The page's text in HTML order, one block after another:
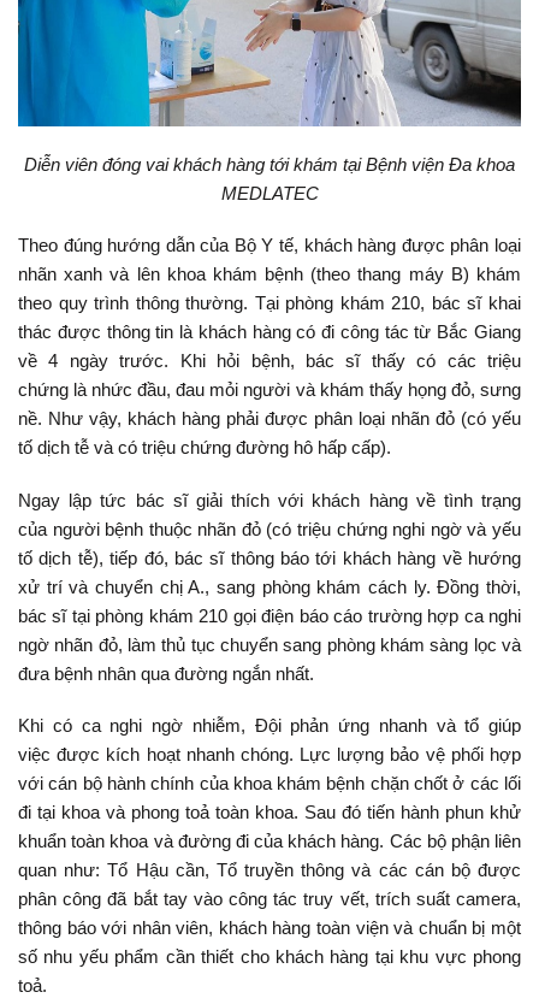
Diễn viên đóng vai khách hàng tới khám tại Bệnh viện Đa khoa
MEDLATEC
Theo đúng hướng dẫn của Bộ Y tế, khách hàng được phân loại
nhãn xanh và lên khoa khám bệnh (theo thang máy B) khám
theo quy trình thông thường. Tại phòng khám 210, bác sĩ khai
thác được thông tin là khách hàng có đi công tác từ Bắc Giang
về 4 ngày trước. Khi hỏi bệnh, bác sĩ thấy có các triệu
chứng là nhức đầu, đau mỏi người và khám thấy họng đỏ, sưng
nề. Như vậy, khách hàng phải được phân loại nhãn đỏ (có yếu
tố dịch tễ và có triệu chứng đường hô hấp cấp).
Ngay lập tức bác sĩ giải thích với khách hàng về tình trạng
của người bệnh thuộc nhãn đỏ (có triệu chứng nghi ngờ và yếu
tố dịch tễ), tiếp đó, bác sĩ thông báo tới khách hàng về hướng
xử trí và chuyển chị A., sang phòng khám cách ly. Đồng thời,
bác sĩ tại phòng khám 210 gọi điện báo cáo trường hợp ca nghi
ngờ nhãn đỏ, làm thủ tục chuyển sang phòng khám sàng lọc và
đưa bệnh nhân qua đường ngắn nhất.
Khi có ca nghi ngờ nhiễm, Đội phản ứng nhanh và tổ giúp
việc được kích hoạt nhanh chóng. Lực lượng bảo vệ phối hợp
với cán bộ hành chính của khoa khám bệnh chặn chốt ở các lối
đi tại khoa và phong toả toàn khoa. Sau đó tiến hành phun khử
khuẩn toàn khoa và đường đi của khách hàng. Các bộ phận liên
quan như: Tổ Hậu cần, Tổ truyền thông và các cán bộ được
phân công đã bắt tay vào công tác truy vết, trích suất camera,
thông báo với nhân viên, khách hàng toàn viện và chuẩn bị một
số nhu yếu phẩm cần thiết cho khách hàng tại khu vực phong
toả.